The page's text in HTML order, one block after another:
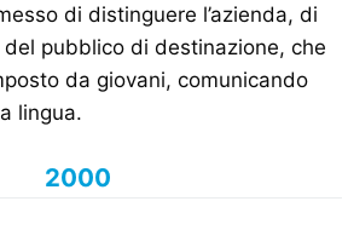
di distinguere l’azienda, di
del pubblico di destinazione, che
da giovani, comunicando
lingua.
2000